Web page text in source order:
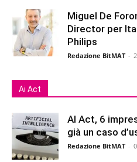
Miguel De
Director per
Philips
Redazione BitMAT -
Ai Act
AI Act, 6
già un caso
Redazione BitMAT -